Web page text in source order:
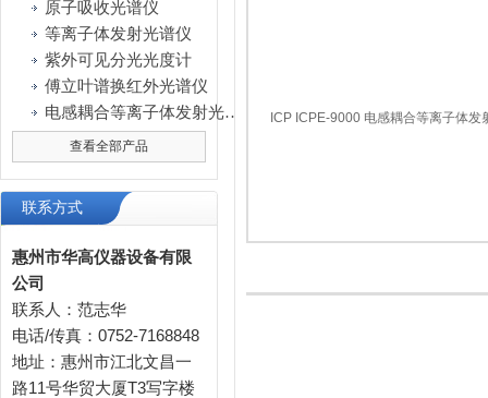
原子吸收光谱仪
等离子体发射光谱仪
紫外可见分光光度计
傅立叶谱换红外光谱仪
电感耦合等离子体发射光谱仪
查看全部产品
联系方式
惠州市华高仪器设备有限
公司
联系人：范志华
电话/传真：0752-7168848
地址：惠州市江北文昌一
路11号华贸大厦T3写字楼